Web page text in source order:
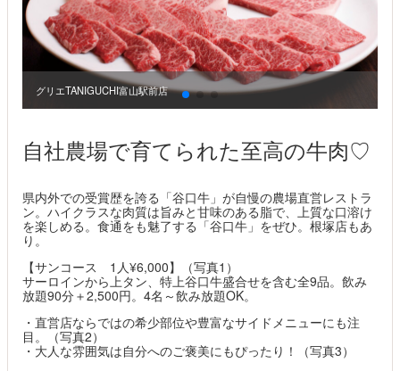
グリエTANIGUCHI富山駅前店
自社農場で育てられた至高の牛肉♡
県内外での受賞歴を誇る「谷口牛」が自慢の農場直営レストラ
ン。ハイクラスな肉質は旨みと甘味のある脂で、上質な口溶け
を楽しめる。食通をも魅了する「谷口牛」をぜひ。根塚店もあ
り。
【サンコース 1人¥6,000】（写真1）
サーロインから上タン、特上谷口牛盛合せを含む全9品。飲み
放題90分＋2,500円。4名～飲み放題OK。
・直営店ならではの希少部位や豊富なサイドメニューにも注
目。（写真2）
・大人な雰囲気は自分へのご褒美にもぴったり！（写真3）